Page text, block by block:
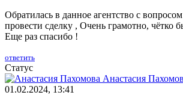
Обратилась в данное агентство с
провести сделку , Очень грамотно, чётко
Еще раз спасибо !
ответить
Статус
Анастасия
01.02.2024, 13:41